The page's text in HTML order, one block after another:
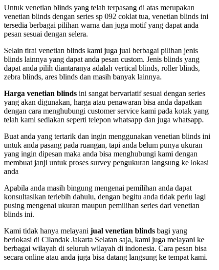
Untuk venetian blinds yang telah terpasang di atas merupakan
venetian blinds dengan series sp 092 coklat tua, venetian blinds ini
tersedia berbagai pilihan warna dan juga motif yang dapat anda
pesan sesuai dengan selera.
Selain tirai venetian blinds kami juga jual berbagai pilihan jenis
blinds lainnya yang dapat anda pesan custom. Jenis blinds yang
dapat anda pilih diantaranya adalah vertical blinds, roller blinds,
zebra blinds, ares blinds dan masih banyak lainnya.
Harga venetian blinds ini sangat bervariatif sesuai dengan series
yang akan digunakan, harga atau penawaran bisa anda dapatkan
dengan cara menghubungi customer service kami pada kotak yang
telah kami sediakan seperti telepon whatsapp dan juga whatsapp.
Buat anda yang tertarik dan ingin menggunakan venetian blinds ini
untuk anda pasang pada ruangan, tapi anda belum punya ukuran
yang ingin dipesan maka anda bisa menghubungi kami dengan
membuat janji untuk proses survey pengukuran langsung ke lokasi
anda
Apabila anda masih bingung mengenai pemilihan anda dapat
konsultasikan terlebih dahulu, dengan begitu anda tidak perlu lagi
pusing mengenai ukuran maupun pemilihan series dari venetian
blinds ini.
Kami tidak hanya melayani jual venetian blinds bagi yang
berlokasi di Cilandak Jakarta Selatan saja, kami juga melayani ke
berbagai wilayah di seluruh wilayah di indonesia. Cara pesan bisa
secara online atau anda juga bisa datang langsung ke tempat kami.